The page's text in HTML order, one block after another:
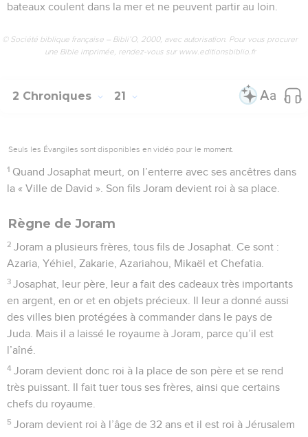
bateaux coulent dans la mer et ne peuvent partir au loin.
© Société biblique française – Bibli’O, 2000, avec autorisation. Pour vous procurer
une Bible imprimée, rendez-vous sur www.editionsbiblio.fr
2 Chroniques 21
Seuls les Évangiles sont disponibles en vidéo pour le moment.
1 Quand Josaphat meurt, on l’enterre avec ses ancêtres dans
la « Ville de David ». Son fils Joram devient roi à sa place.
Règne de Joram
2 Joram a plusieurs frères, tous fils de Josaphat. Ce sont :
Azaria, Yéhiel, Zakarie, Azariahou, Mikaël et Chefatia.
3 Josaphat, leur père, leur a fait des cadeaux très importants
en argent, en or et en objets précieux. Il leur a donné aussi
des villes bien protégées à commander dans le pays de
Juda. Mais il a laissé le royaume à Joram, parce qu’il est
l’aîné.
4 Joram devient donc roi à la place de son père et se rend
très puissant. Il fait tuer tous ses frères, ainsi que certains
chefs du royaume.
5 Joram devient roi à l’âge de 32 ans et il est roi à Jérusalem